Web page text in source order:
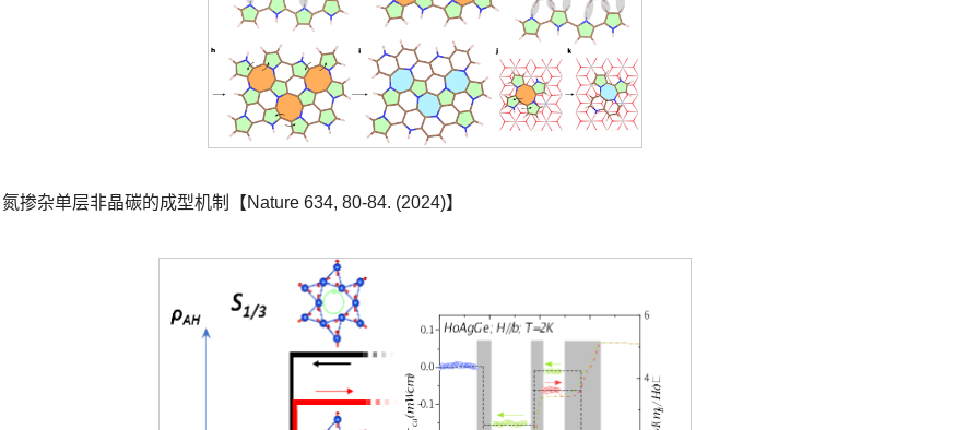
掺杂单层非晶碳的成型机制【Nature 634, 80-84. (2024)】